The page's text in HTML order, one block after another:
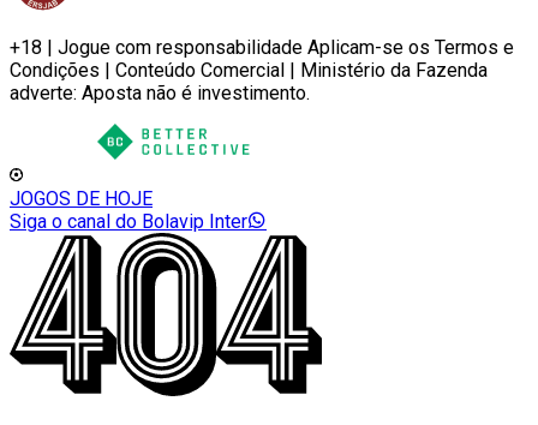
+18 | Jogue com responsabilidade Aplicam-se os Termos e
Condições | Conteúdo Comercial | Ministério da Fazenda
adverte: Aposta não é investimento.
JOGOS DE HOJE
Siga o canal do Bolavip Inter